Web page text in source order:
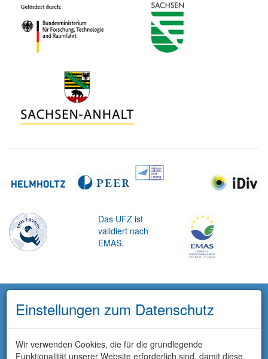
Das UFZ ist
validiert nach
EMAS.
Einstellungen zum Datenschutz
Wir verwenden Cookies, die für die grundlegende
Funktionalität unserer Website erforderlich sind, damit diese